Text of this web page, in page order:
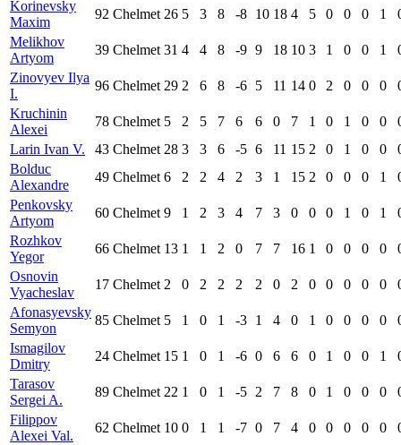
Korinevsky
Maxim
92 Chelmet 26 5 3 8 -8 10 18 4 5 0 0 0 1
Melikhov
Artyom
39 Chelmet 31 4 4 8 -9 9 18 10 3 1 0 0 1
Zinovyev Ilya
I.
96 Chelmet 29 2 6 8 -6 5 11 14 0 2 0 0 0
Kruchinin
Alexei
78 Chelmet 5 2 5 7 6 6 0 7 1 0 1 0 0
Larin Ivan V.
43 Chelmet 28 3 3 6 -5 6 11 15 2 0 1 0 0
Bolduc
Alexandre
49 Chelmet 6 2 2 4 2 3 1 15 2 0 0 0 1
Penkovsky
Artyom
60 Chelmet 9 1 2 3 4 7 3 0 0 0 1 0 1
Rozhkov
Yegor
66 Chelmet 13 1 1 2 0 7 7 16 1 0 0 0 0
Osnovin
Vyacheslav
17 Chelmet 2 0 2 2 2 2 0 2 0 0 0 0 0
Afonasyevsky
Semyon
85 Chelmet 5 1 0 1 -3 1 4 0 1 0 0 0 0
Ismagilov
Dmitry
24 Chelmet 15 1 0 1 -6 0 6 6 0 1 0 0 1
Tarasov
Sergei A.
89 Chelmet 22 1 0 1 -5 2 7 8 0 1 0 0 0
Filippov
Alexei Val.
62 Chelmet 10 0 1 1 -7 0 7 4 0 0 0 0 0